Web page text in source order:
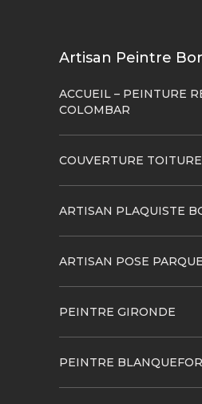
Artisan Peintre
ACCUEIL – PEINTURE
COLOMBAR
COUVERTURE
ARTISAN PLAQUISTE
ARTISAN POSE
PEINTRE GIRONDE
PEINTRE